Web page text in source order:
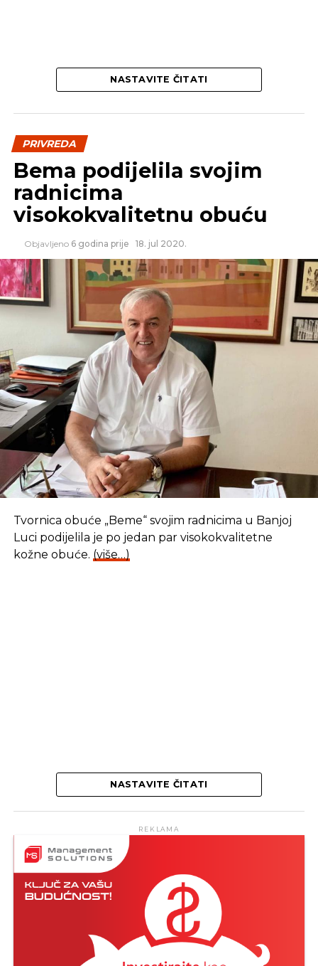
NASTAVITE ČITATI
PRIVREDA
Bema podijelila svojim
radnicima
visokokvalitetnu obuću
Objavljeno 6 godina prije 18. jul 2020.
Tvornica obuće „Beme“ svojim radnicima u Banjoj
Luci podijelila je po jedan par visokokvalitetne
kožne obuće. (više…)
NASTAVITE ČITATI
REKLAMA